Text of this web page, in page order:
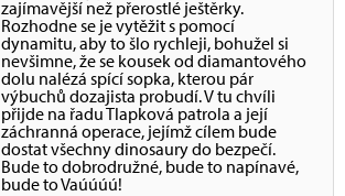
zajímavější než přerostlé ještěrky.
Rozhodne se je vytěžit s pomocí
dynamitu, aby to šlo rychleji, bohužel si
nevšimne, že se kousek od diamantového
dolu nalézá spící sopka, kterou pár
výbuchů dozajista probudí. V tu chvíli
přijde na řadu Tlapková patrola a její
záchranná operace, jejímž cílem bude
dostat všechny dinosaury do bezpečí.
Bude to dobrodružné, bude to napínavé,
bude to Vaúúúú!